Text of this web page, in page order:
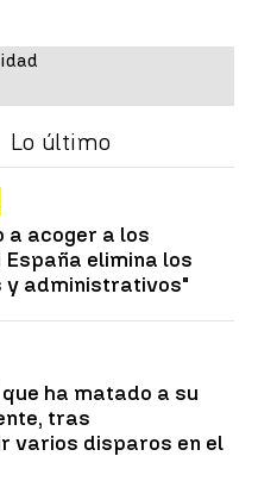
Lo último
a acoger a los
elimina los
y administrativos"
ha matado a su
tras
varios disparos en el